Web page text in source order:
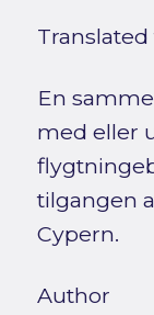
En
med eller
tilgangen
Cypern.
Author